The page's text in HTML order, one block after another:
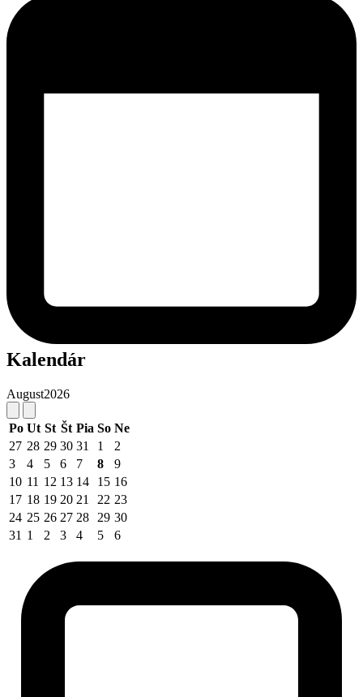
Kalendár
August2026
Po Ut St Št Pia So Ne
27 28 29 30 31 1
2
3
4 5 6 7 8
9
10 11 12 13 14 15 16
17 18 19 20 21 22 23
24 25 26 27 28 29 30
31 1 2 3 4 5 6